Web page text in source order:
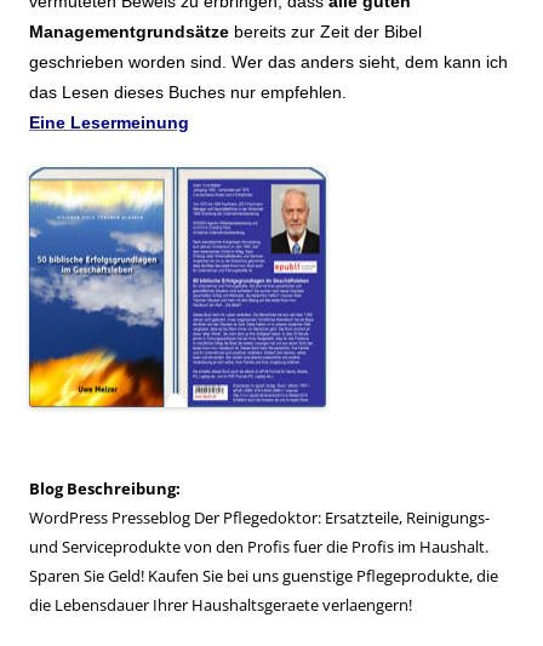
Managementgrundsätze bereits zur Zeit der Bibel
geschrieben worden sind. Wer das anders sieht, dem kann ich
das Lesen dieses Buches nur empfehlen.
Eine Lesermeinung
Blog Beschreibung:
WordPress Presseblog Der Pflegedoktor: Ersatzteile, Reinigungs-
und Serviceprodukte von den Profis fuer die Profis im Haushalt.
Sparen Sie Geld! Kaufen Sie bei uns guenstige Pflegeprodukte, die
die Lebensdauer Ihrer Haushaltsgeraete verlaengern!